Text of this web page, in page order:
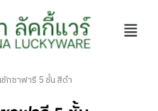
กซาฟารี 5 ชั้น สีดำ